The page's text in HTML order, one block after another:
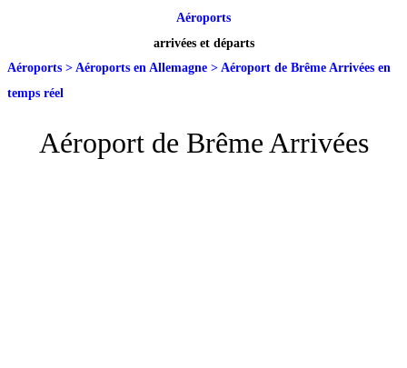
Aéroports
arrivées et départs
Aéroports > Aéroports en Allemagne > Aéroport de Brême Arrivées en
temps réel
Aéroport de Brême Arrivées